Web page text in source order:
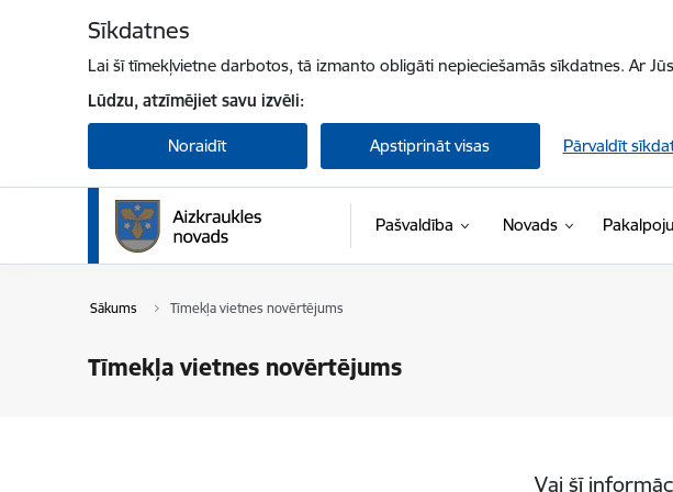
Sīkdatnes
Lai šī tīmekļvietne darbotos, tā izmanto obligāti nepieciešamās sīkdatnes. Ar
Lūdzu, atzīmējiet savu izvēli:
Noraidīt Apstiprināt visas Pārvaldīt
Pašvaldība Novads
Sākums Tīmekļa vietnes novērtējums
Tīmekļa vietnes novērtējums
Vai šī